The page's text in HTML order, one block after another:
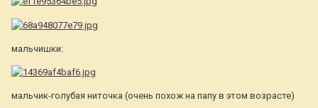
мальчишки:
мальчик-голубая ниточка (очень похож на папу в этом возрасте)